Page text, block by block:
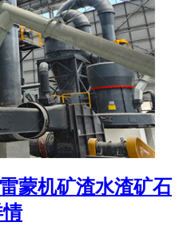
蒙机矿渣水渣矿石